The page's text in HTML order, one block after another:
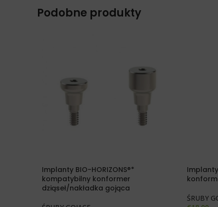
Podobne produkty
Implanty BIO-HORIZONS®*
kompatybilny konformer
dziąseł/nakładka gojąca
ŚRUBY